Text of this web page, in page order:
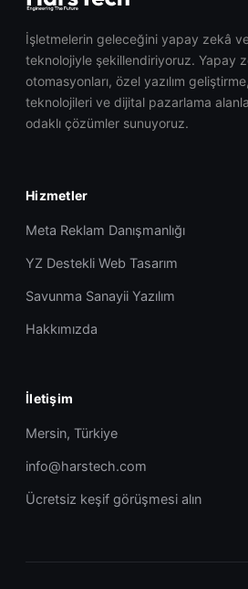
İşletmelerin geleceğini yapay zekâ
teknolojiyle şekillendiriyoruz. Yapay
otomasyonları, özel yazılım
teknolojileri ve dijital pazarlama
odaklı çözümler sunuyoruz.
Hizmetler
Meta Reklam Danışmanlığı
YZ Destekli Web Tasarım
Savunma Sanayii Yazılım
Hakkımızda
İletişim
Mersin, Türkiye
info@harstech.com
Ücretsiz keşif görüşmesi alın